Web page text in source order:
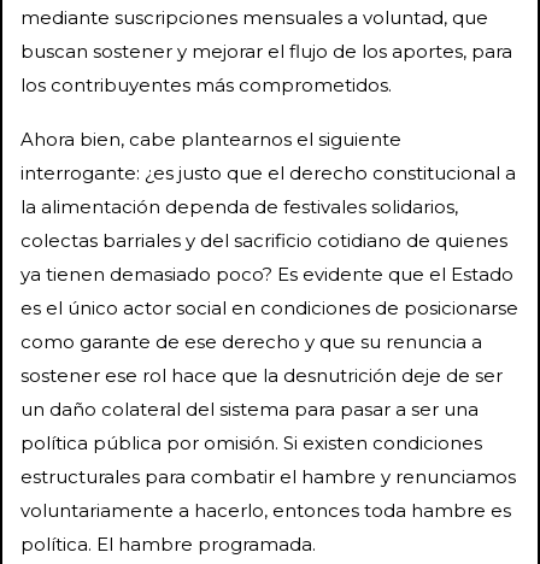
mediante suscripciones mensuales a voluntad, que
buscan sostener y mejorar el flujo de los aportes, para
los contribuyentes más comprometidos.
Ahora bien, cabe plantearnos el siguiente
interrogante: ¿es justo que el derecho constitucional a
la alimentación dependa de festivales solidarios,
colectas barriales y del sacrificio cotidiano de quienes
ya tienen demasiado poco? Es evidente que el Estado
es el único actor social en condiciones de posicionarse
como garante de ese derecho y que su renuncia a
sostener ese rol hace que la desnutrición deje de ser
un daño colateral del sistema para pasar a ser una
política pública por omisión. Si existen condiciones
estructurales para combatir el hambre y renunciamos
voluntariamente a hacerlo, entonces toda hambre es
política. El hambre programada.